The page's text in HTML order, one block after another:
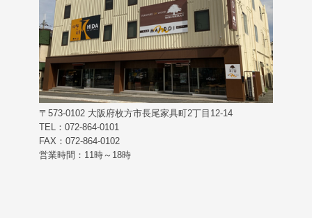
〒573-0102 大阪府枚方市長尾家具町2丁目12-14
TEL：072-864-0101
FAX：072-864-0102
営業時間：11時～18時